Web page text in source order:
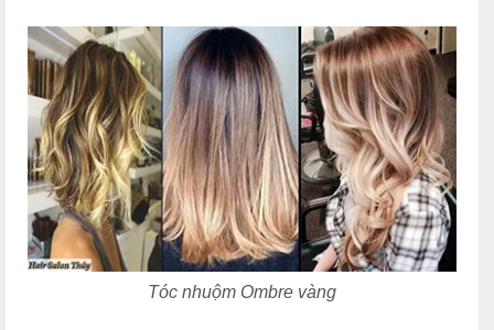
Tóc nhuộm Ombre vàng